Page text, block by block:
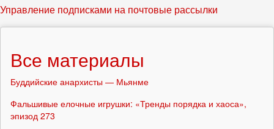
Управление подписками на почтовые рассылки
Все материалы
Буддийские анархисты — Мьянме
Фальшивые елочные игрушки: «Тренды порядка и хаоса»,
эпизод 273